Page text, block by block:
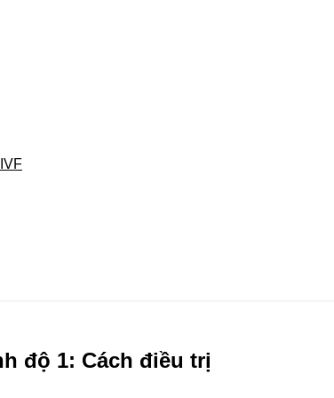
độ 1: Cách điều trị